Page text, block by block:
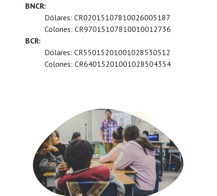
BNCR:
​Dólares: CR02015107810026005187
​Colones: CR97015107810010012736
BCR:
​Dólares: CR55015201001028530512
​Colones: CR64015201001028504354